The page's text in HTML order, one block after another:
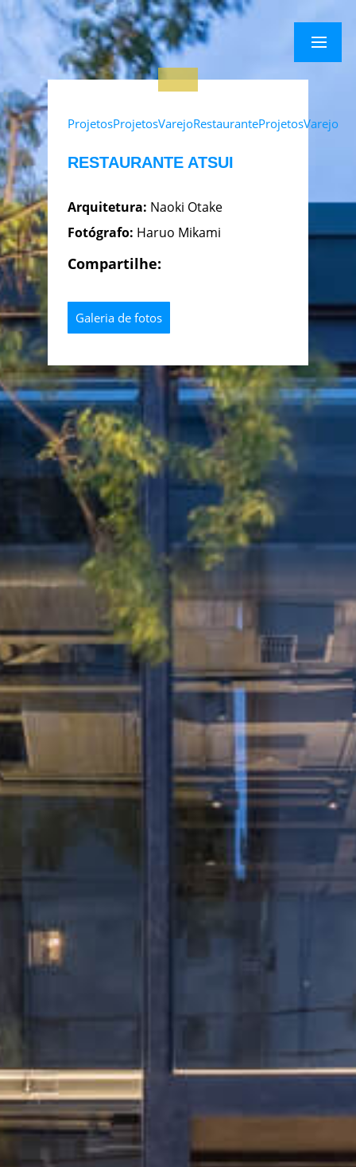
×
Menu
Menu
ProjetosProjetosVarejoRestauranteProjetosVarejo
RESTAURANTE ATSUI
Arquitetura: Naoki Otake
Fotógrafo: Haruo Mikami
Compartilhe:
Galeria de fotos